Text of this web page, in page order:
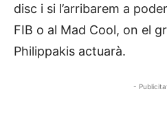
disc i si l’arribarem a
FIB o al Mad Cool, on el
Philippakis actuarà.
-